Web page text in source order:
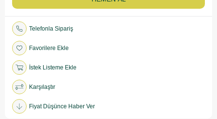
Telefonla Sipariş
Favorilere Ekle
İstek Listeme Ekle
Karşılaştır
Fiyat Düşünce Haber Ver